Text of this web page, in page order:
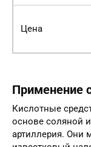
Цена
Применение
Кислотные
основе соляной
артиллерия. Они